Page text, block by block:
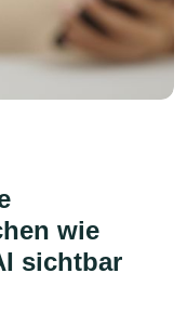
wie
sichtbar